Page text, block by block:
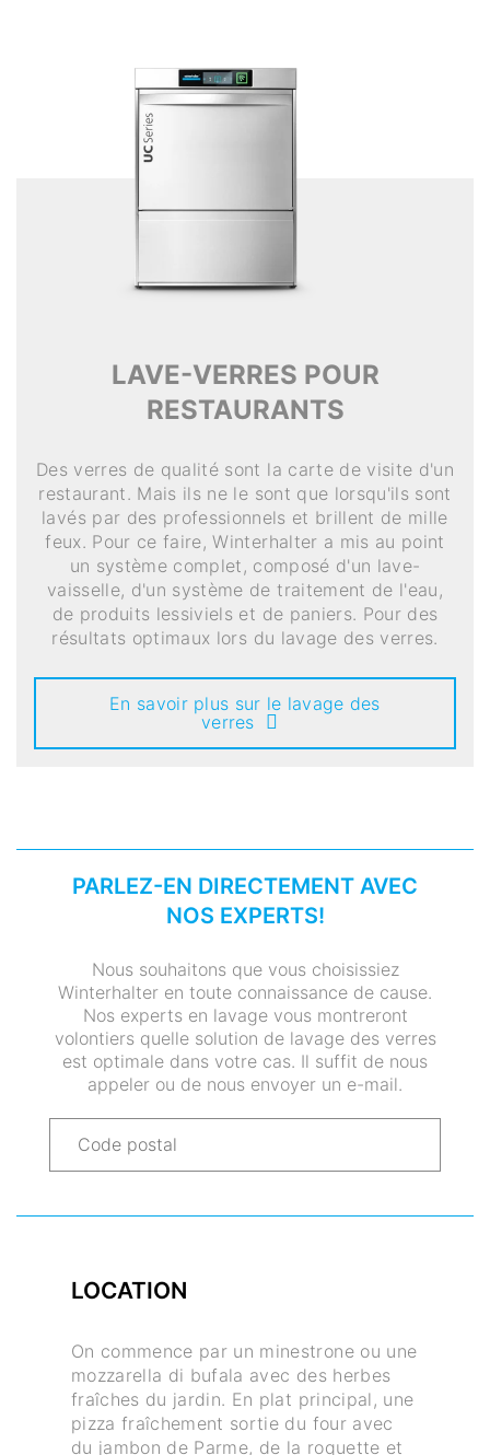
LAVE-VERRES POUR
RESTAURANTS
Des verres de qualité sont la carte de visite d'un
restaurant. Mais ils ne le sont que lorsqu'ils sont
lavés par des professionnels et brillent de mille
feux. Pour ce faire, Winterhalter a mis au point
un système complet, composé d'un lave-
vaisselle, d'un système de traitement de l'eau,
de produits lessiviels et de paniers. Pour des
résultats optimaux lors du lavage des verres.
En savoir plus sur le lavage des
verres
PARLEZ-EN DIRECTEMENT AVEC
NOS EXPERTS!
Nous souhaitons que vous choisissiez
Winterhalter en toute connaissance de cause.
Nos experts en lavage vous montreront
volontiers quelle solution de lavage des verres
est optimale dans votre cas. Il suffit de nous
appeler ou de nous envoyer un e-mail.
LOCATION
On commence par un minestrone ou une
mozzarella di bufala avec des herbes
fraîches du jardin. En plat principal, une
pizza fraîchement sortie du four avec
du jambon de Parme, de la roquette et